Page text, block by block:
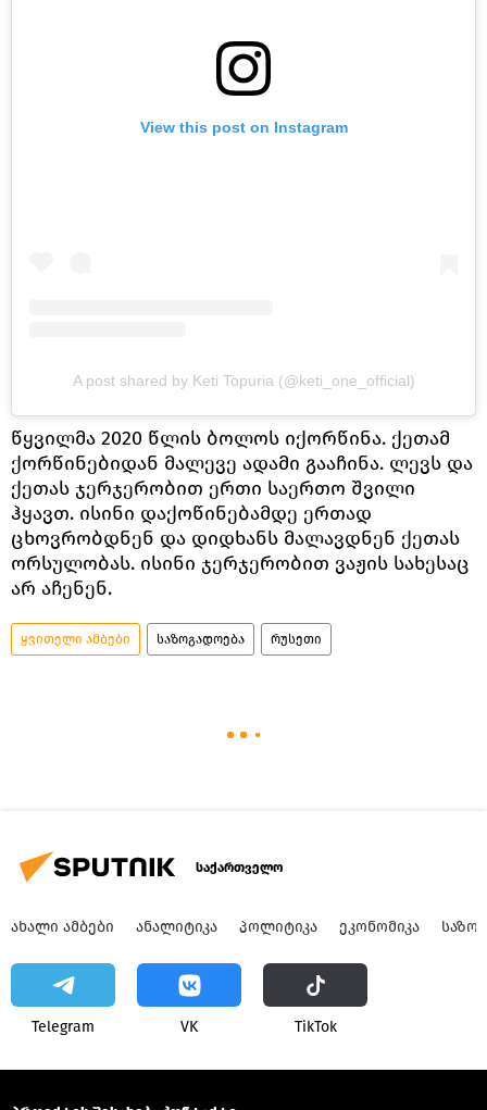
View this post on Instagram
A post shared by Keti Topuria (@keti_one_official)
წყვილმა 2020 წლის ბოლოს იქორწინა. ქეთამ
ქორწინებიდან მალევე ადამი გააჩინა. ლევს და
ქეთას ჯერჯერობით ერთი საერთო შვილი
ჰყავთ. ისინი დაქოწინებამდე ერთად
ცხოვრობდნენ და დიდხანს მალავდნენ ქეთას
ორსულობას. ისინი ჯერჯერობით ვაჟის სახესაც
არ აჩენენ.
ყვითელი ამბები საზოგადოება რუსეთი
საქართველო
ᲐᲮᲐᲚᲘ ᲐᲛᲑᲔᲑᲘ ᲐᲜᲐᲚᲘᲢᲘᲙᲐ ᲞᲝᲚᲘᲢᲘᲙᲐ ᲔᲙᲝᲜᲝᲛᲘᲙᲐ
Telegram VK ТikТоk